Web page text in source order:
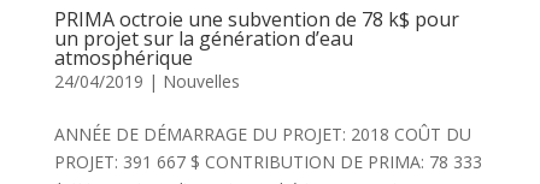
PRIMA octroie une subvention de 78 k$ pour
un projet sur la génération d’eau
atmosphérique
24/04/2019 | Nouvelles
ANNÉE DE DÉMARRAGE DU PROJET: 2018 COÛT DU
PROJET: 391 667 $ CONTRIBUTION DE PRIMA: 78 333